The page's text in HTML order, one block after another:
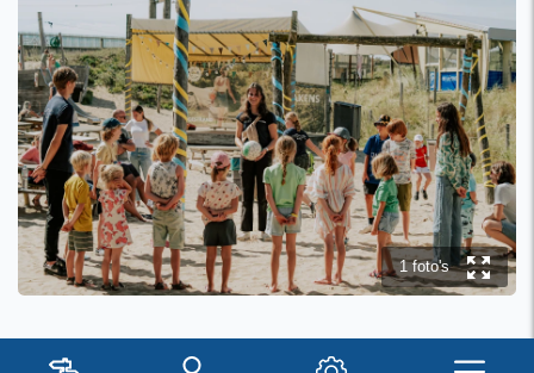
1 foto's y